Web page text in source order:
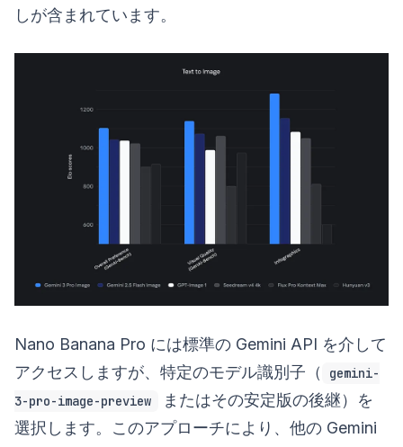
しが含まれています。
Nano Banana Pro には標準の Gemini API を介して
アクセスしますが、特定のモデル識別子（
gemini-
3-pro-image-preview
またはその安定版の後継）を
選択します。このアプローチにより、他の Gemini